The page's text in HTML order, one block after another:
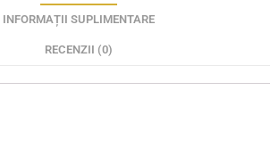
INFORMAȚII SUPLIMENTARE
RECENZII (0)